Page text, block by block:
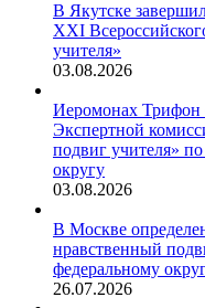
В Якутске
XXI
учителя»
03.08.2026
Иеромонах Трифон
Экспертной
подвиг учителя»
округу
03.08.2026
В Москве
нравственный
федеральному
26.07.2026